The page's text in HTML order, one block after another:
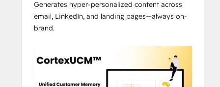
personal insights.
AI Writer: Generates hyper-
LinkedIn, and landing pages -always
on-brand.
CortexUCM™ - Unified Customer
Memory:
Captures and connects
Generates hyper-personalized content across
email, LinkedIn, and landing pages—always on-
brand.